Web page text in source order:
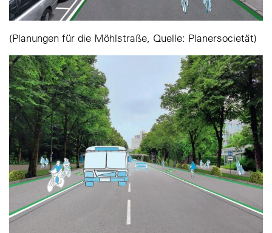
(Planungen für die Möhlstraße, Quelle: Planersocietät)